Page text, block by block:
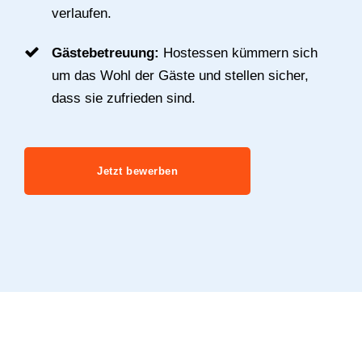
verlaufen.
Gästebetreuung: Hostessen kümmern sich
um das Wohl der Gäste und stellen sicher,
dass sie zufrieden sind.
Jetzt bewerben